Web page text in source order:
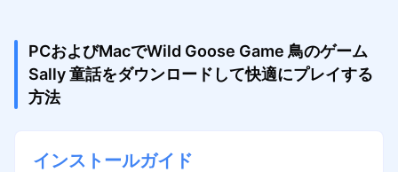
PCおよびMacでWild Goose Game 鳥のゲーム
Sally 童話をダウンロードして快適にプレイする
方法
インストールガイド